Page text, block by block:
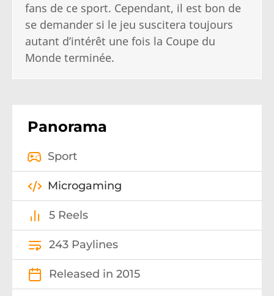
fans de ce sport. Cependant, il est bon de
se demander si le jeu suscitera toujours
autant d’intérêt une fois la Coupe du
Monde terminée.
Panorama
Sport
Microgaming
5 Reels
243 Paylines
Released in 2015